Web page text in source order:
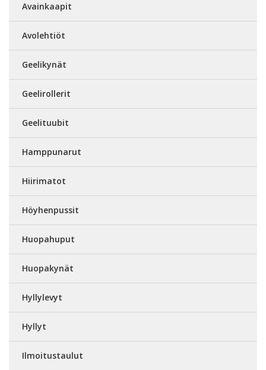
Avainkaapit
Avolehtiöt
Geelikynät
Geelirollerit
Geelituubit
Hamppunarut
Hiirimatot
Höyhenpussit
Huopahuput
Huopakynät
Hyllylevyt
Hyllyt
Ilmoitustaulut